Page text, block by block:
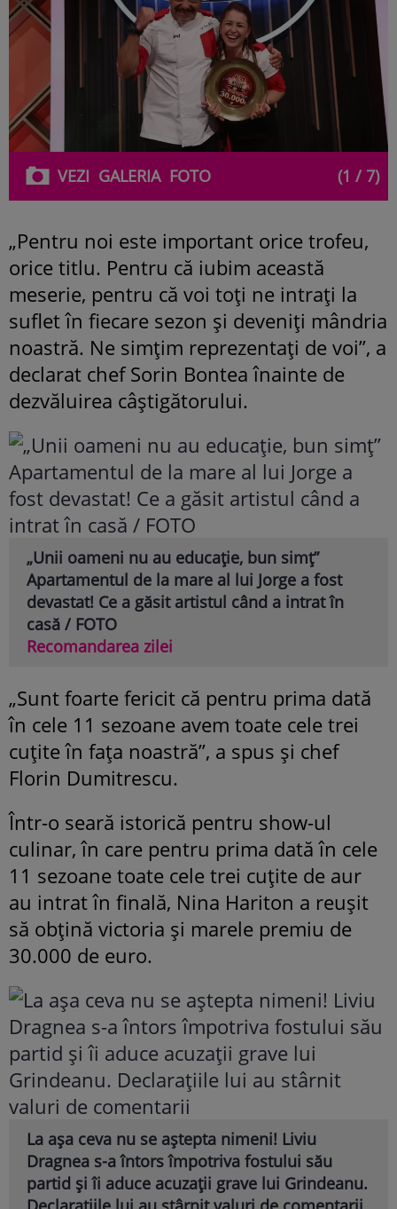
VEZI GALERIAFOTO (1 / 7)
„Pentru noi este important orice trofeu,
orice titlu. Pentru că iubim această
meserie, pentru că voi toți ne intrați la
suflet în fiecare sezon și deveniți mândria
noastră. Ne simțim reprezentați de voi”, a
declarat chef Sorin Bontea înainte de
dezvăluirea câștigătorului.
„Unii oameni nu au educație, bun simț”
Apartamentul de la mare al lui Jorge a fost
devastat! Ce a găsit artistul când a intrat în
casă / FOTO
Recomandarea zilei
„Sunt foarte fericit că pentru prima dată
în cele 11 sezoane avem toate cele trei
cuțite în fața noastră”, a spus și chef
Florin Dumitrescu.
Într-o seară istorică pentru show-ul
culinar, în care pentru prima dată în cele
11 sezoane toate cele trei cuțite de aur
au intrat în finală, Nina Hariton a reușit
să obțină victoria și marele premiu de
30.000 de euro.
La așa ceva nu se aștepta nimeni! Liviu
Dragnea s-a întors împotriva fostului său
partid și îi aduce acuzații grave lui Grindeanu.